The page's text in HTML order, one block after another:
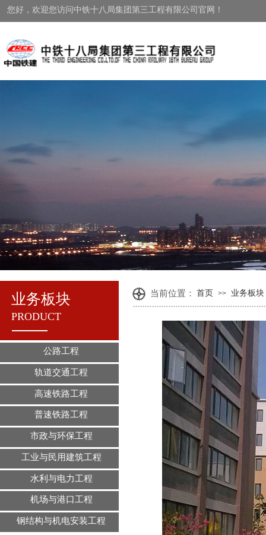
您好，欢迎您访问中铁十八局集团第三工程有限公司官网！
业务板块
PRODUCT
当前位置： 首页 >> 业务板块
公路工程
轨道交通工程
高速铁路工程
普速铁路工程
市政与环保工程
工业与民用建筑工程
水利与电力工程
机场与港口工程
钢结构与机电安装工程